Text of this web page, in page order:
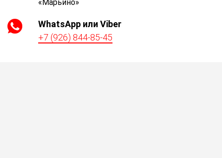
«Марьино»
WhatsApp или Viber
+7 (926) 844-85-45